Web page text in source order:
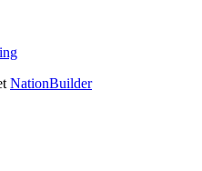
NationBuilder